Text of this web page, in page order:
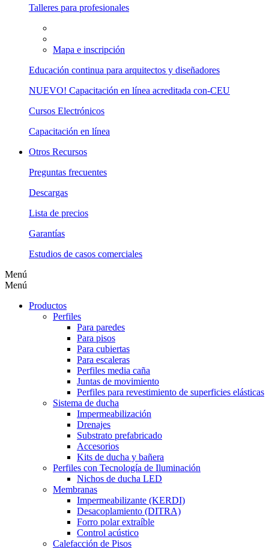
Talleres para profesionales
Mapa e inscripción
Educación continua para arquitectos y diseñadores
NUEVO! Capacitación en línea acreditada con-CEU
Cursos Electrónicos
Capacitación en línea
Otros Recursos
Preguntas frecuentes
Descargas
Lista de precios
Garantías
Estudios de casos comerciales
Menú
Menú
Productos
Perfiles
Para paredes
Para pisos
Para cubiertas
Para escaleras
Perfiles media caña
Juntas de movimiento
Perfiles para revestimiento de superficies elásticas
Sistema de ducha
Impermeabilización
Drenajes
Substrato prefabricado
Accesorios
Kits de ducha y bañera
Perfiles con Tecnología de Iluminación
Nichos de ducha LED
Membranas
Impermeabilizante (KERDI)
Desacoplamiento (DITRA)
Forro polar extraíble
Control acústico
Calefacción de Pisos